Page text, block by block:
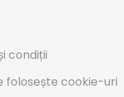
condiții
folosește cookie-uri